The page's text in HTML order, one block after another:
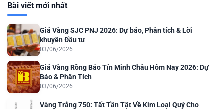
Bài viết mới nhất
Giá Vàng SJC PNJ 2026: Dự báo, Phân tích & Lời
khuyên Đầu tư
03/06/2026
Giá Vàng Rồng Bảo Tín Minh Châu Hôm Nay 2026: Dự
Báo & Phân Tích
03/06/2026
Vàng Trắng 750: Tất Tần Tật Về Kim Loại Quý Cho